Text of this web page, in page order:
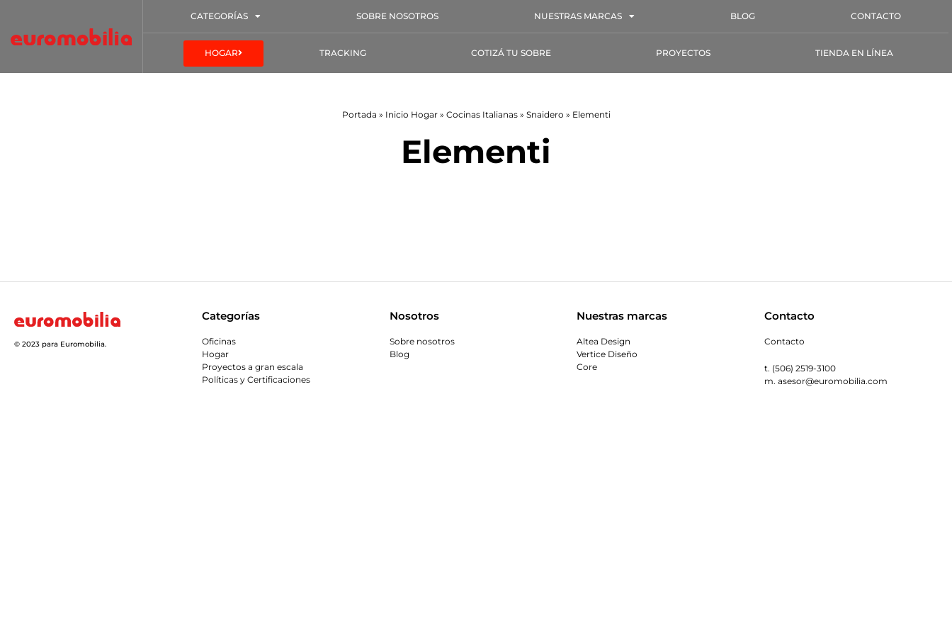
CATEGORÍAS SOBRE NOSOTROS NUESTRAS MARCAS BLOG CONTACTO
HOGAR TRACKING COTIZÁ TU SOBRE PROYECTOS TIENDA EN LÍNEA
Portada » Inicio Hogar» Cocinas Italianas» Snaidero » Elementi
Elementi
© 2023 para Euromobilia.
Categorías
Oficinas
Hogar
Proyectos a gran escala
Políticas y Certificaciones
Nosotros
Sobre nosotros
Blog
Nuestras marcas
Altea Design
Vertice Diseño
Core
Contacto
Contacto
t. (506) 2519-3100
m. asesor@euromobilia.com